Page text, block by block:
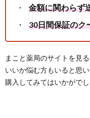
金額に関わらず
30日間保証のク
まこと薬局のサイトを見
いいか悩む方もいると思
購入してみてはいかがで